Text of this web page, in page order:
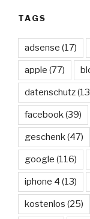
TAGS
adsense (17)
apple (77)
datenschutz
facebook(39)
geschenk(47)
google (116)
iphone 4 (13)
kostenlos (25)